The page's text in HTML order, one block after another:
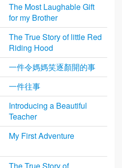
The Most Laughable Gift
for my Brother
The True Story of little Red
Riding Hood
一件令媽媽笑逐顏開的事
一件往事
Introducing a Beautiful
Teacher
My First Adventure
The True Story of